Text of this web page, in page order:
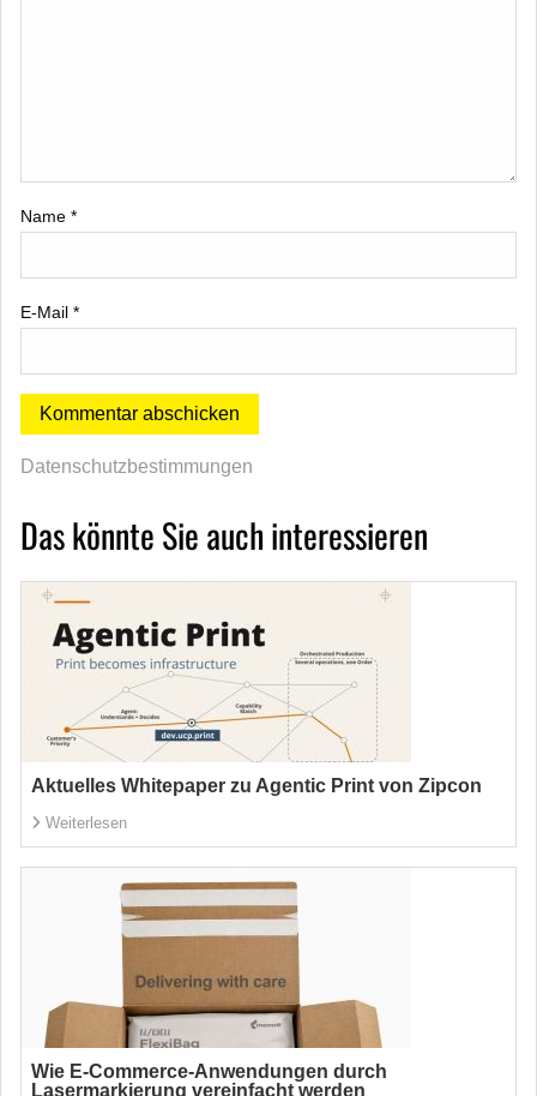
Name *
E-Mail *
Datenschutzbestimmungen
Das könnte Sie auch interessieren
Aktuelles Whitepaper zu Agentic Print von Zipcon
Weiterlesen
Wie E-Commerce-Anwendungen durch
Lasermarkierung vereinfacht werden